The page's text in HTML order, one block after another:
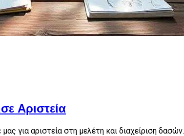
Αριστεία
για αριστεία στη μελέτη και διαχείριση δασών.